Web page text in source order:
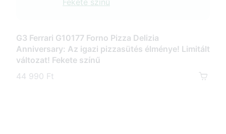
G3 Ferrari G10177 Forno Pizza Delizia
Anniversary: Az igazi pizzasütés élménye! Limitált
változat! Fekete színű
44 990 Ft